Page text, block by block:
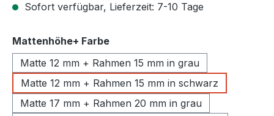
Sofort verfügbar, Lieferzeit: 7-10 Tage
Mattenhöhe+ Farbeauswählen
Matte 12 mm + Rahmen 15 mm in grau
Matte 12 mm + Rahmen 15 mm in schwarz
Matte 17 mm + Rahmen 20 mm in grau